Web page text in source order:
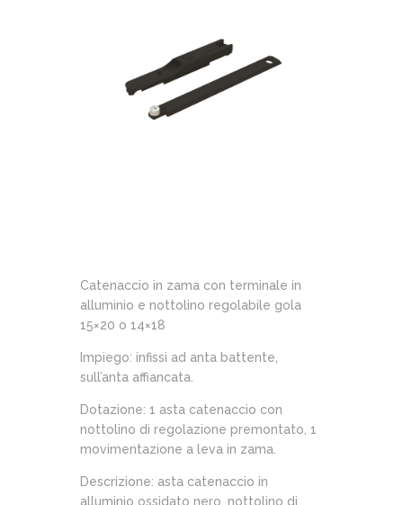
Catenaccio in zama con terminale in
alluminio e nottolino regolabile gola
15×20 o 14×18
Impiego: infissi ad anta battente,
sull’anta affiancata.
Dotazione: 1 asta catenaccio con
nottolino di regolazione premontato, 1
movimentazione a leva in zama.
Descrizione: asta catenaccio in
alluminio ossidato nero, nottolino di